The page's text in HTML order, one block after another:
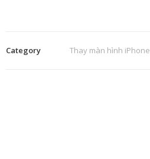
Category Thay màn hình iPhone